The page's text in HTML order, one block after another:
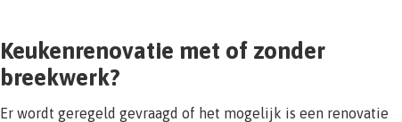
Keukenrenovatie met of zonder
breekwerk?
Er wordt geregeld gevraagd of het mogelijk is een renovatie